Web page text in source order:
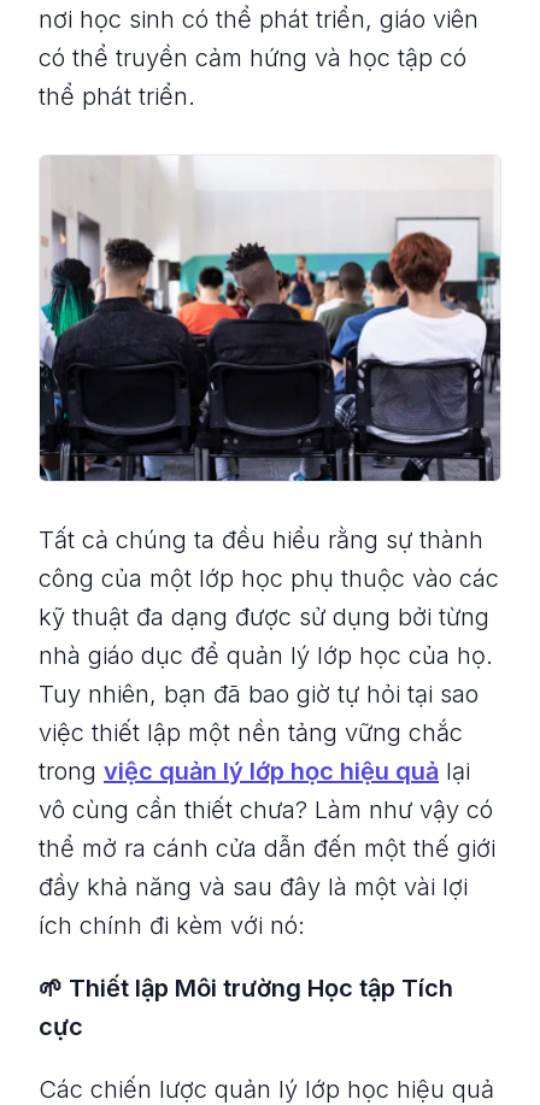
nơi học sinh có thể phát triển, giáo viên
có thể truyền cảm hứng và học tập có
thể phát triển.
Tất cả chúng ta đều hiểu rằng sự thành
công của một lớp học phụ thuộc vào các
kỹ thuật đa dạng được sử dụng bởi từng
nhà giáo dục để quản lý lớp học của họ.
Tuy nhiên, bạn đã bao giờ tự hỏi tại sao
việc thiết lập một nền tảng vững chắc
trong việc quản lý lớp học hiệu quả lại
vô cùng cần thiết chưa? Làm như vậy có
thể mở ra cánh cửa dẫn đến một thế giới
đầy khả năng và sau đây là một vài lợi
ích chính đi kèm với nó:
🌱 Thiết lập Môi trường Học tập Tích
cực
Các chiến lược quản lý lớp học hiệu quả